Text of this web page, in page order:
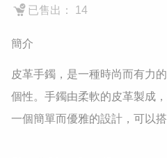
已售出： 14
簡介
皮革手鐲，是一種時尚而有力
個性。手鐲由柔軟的皮革製成
一個簡單而優雅的設計，可以搭